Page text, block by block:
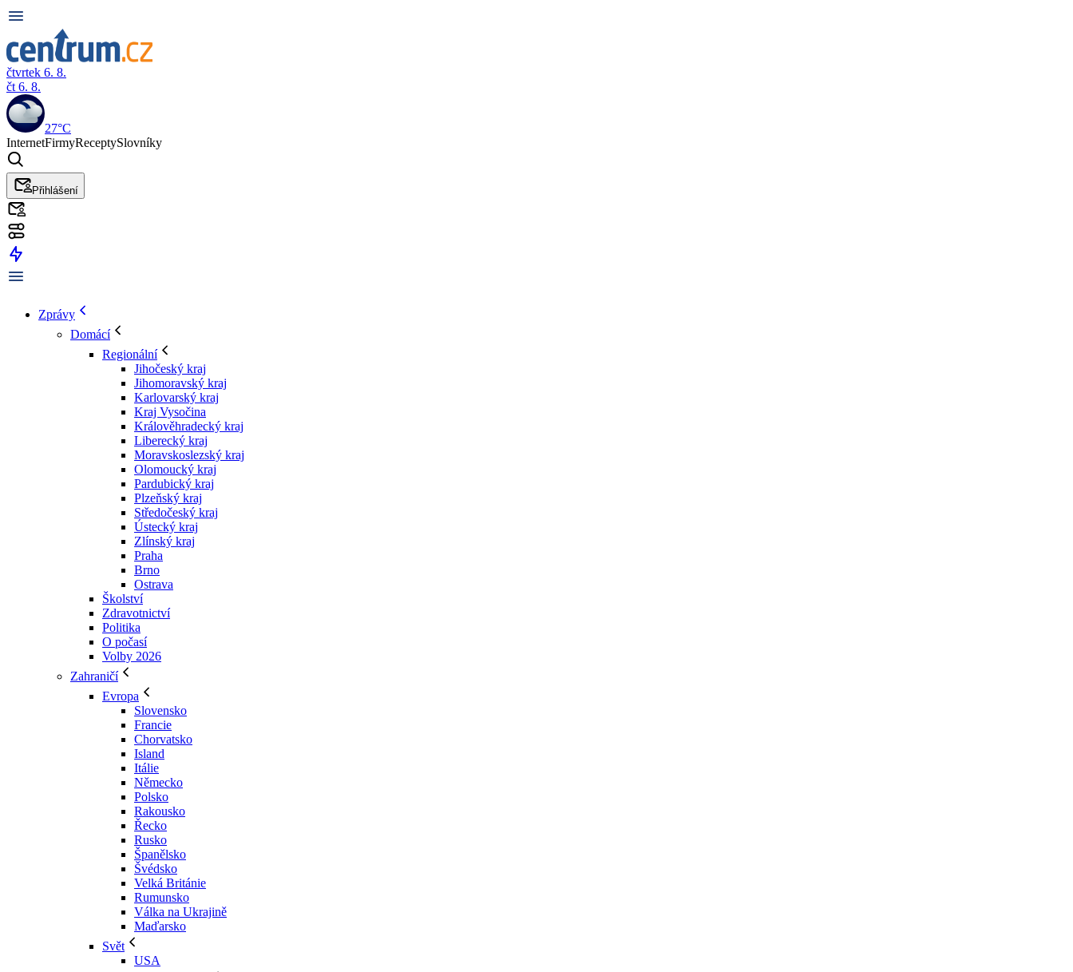
čtvrtek 6. 8.
čt 6. 8.
27°C
InternetFirmyReceptySlovníky
Přihlášení
Zprávy
Domácí
Regionální
Jihočeský kraj
Jihomoravský kraj
Karlovarský kraj
Kraj Vysočina
Králověhradecký kraj
Liberecký kraj
Moravskoslezský kraj
Olomoucký kraj
Pardubický kraj
Plzeňský kraj
Středočeský kraj
Ústecký kraj
Zlínský kraj
Praha
Brno
Ostrava
Školství
Zdravotnictví
Politika
O počasí
Volby 2026
Zahraničí
Evropa
Slovensko
Francie
Chorvatsko
Island
Itálie
Německo
Polsko
Rakousko
Řecko
Rusko
Španělsko
Švédsko
Velká Británie
Rumunsko
Válka na Ukrajině
Maďarsko
Svět
USA